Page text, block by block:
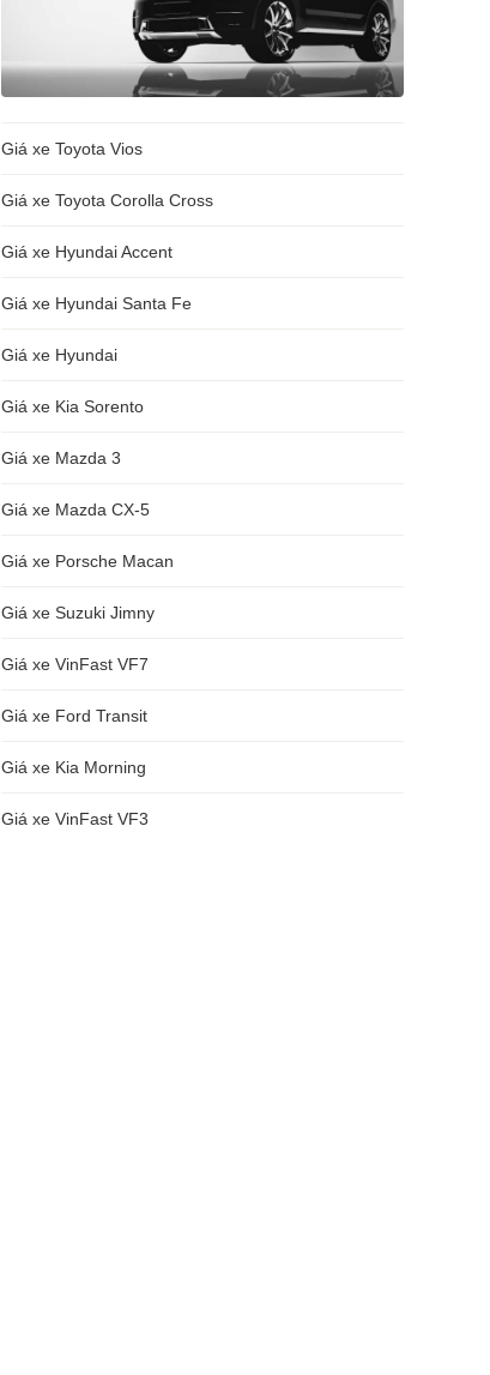
Giá xe Toyota Vios
Giá xe Toyota Corolla Cross
Giá xe Hyundai Accent
Giá xe Hyundai Santa Fe
Giá xe Hyundai
Giá xe Kia Sorento
Giá xe Mazda 3
Giá xe Mazda CX-5
Giá xe Porsche Macan
Giá xe Suzuki Jimny
Giá xe VinFast VF7
Giá xe Ford Transit
Giá xe Kia Morning
Giá xe VinFast VF3